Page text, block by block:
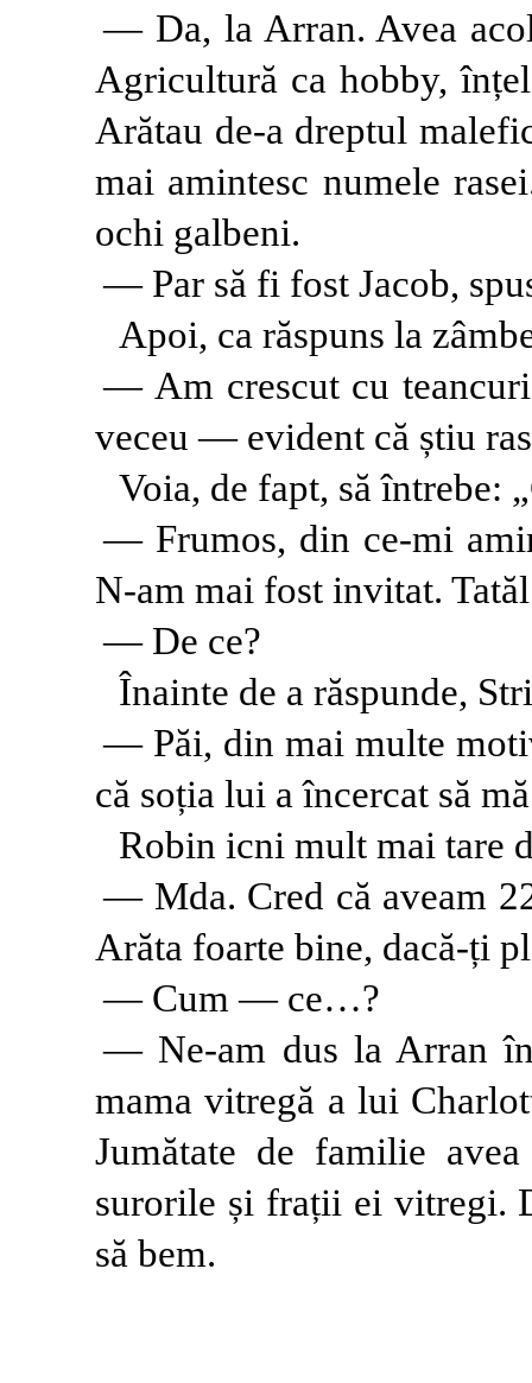
— Da, la Arran. Avea
Agricultură ca hobby,
Arătau de-a dreptul
mai amintesc numele
ochi galbeni.
— Par să fi fost Jacob,
Apoi, ca răspuns la
— Am crescut cu
veceu — evident că știu
Voia, de fapt, să întrebe:
— Frumos, din ce-mi
N-am mai fost invitat.
— De ce?
Înainte de a răspunde,
— Păi, din mai multe
că soția lui a încercat să
Robin icni mult mai tare
— Mda. Cred că aveam
Arăta foarte bine, dacă-ți
— Cum — ce…?
— Ne-am dus la Arran
mama vitregă a lui
Jumătate de familie
surorile și frații ei vitregi.
să bem.